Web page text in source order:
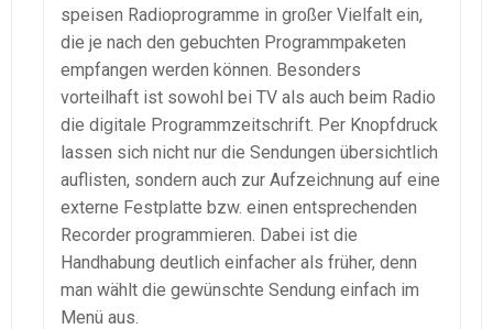
speisen Radioprogramme in großer Vielfalt ein,
die je nach den gebuchten Programmpaketen
empfangen werden können. Besonders
vorteilhaft ist sowohl bei TV als auch beim Radio
die digitale Programmzeitschrift. Per Knopfdruck
lassen sich nicht nur die Sendungen übersichtlich
auflisten, sondern auch zur Aufzeichnung auf eine
externe Festplatte bzw. einen entsprechenden
Recorder programmieren. Dabei ist die
Handhabung deutlich einfacher als früher, denn
man wählt die gewünschte Sendung einfach im
Menü aus.